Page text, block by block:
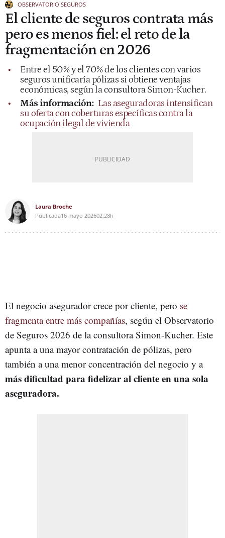
OBSERVATORIO SEGUROS
El cliente de seguros contrata más
pero es menos fiel: el reto de la
fragmentación en 2026
Entre el 50% y el 70% de los clientes con varios
seguros unificaría pólizas si obtiene ventajas
económicas, según la consultora Simon-Kucher.
Más información: Las aseguradoras intensifican
su oferta con coberturas específicas contra la
ocupación ilegal de vivienda
Laura Broche
Publicada16 mayo 202602:28h
El negocio asegurador crece por cliente, pero se
fragmenta entre más compañías, según el Observatorio
de Seguros 2026 de la consultora Simon-Kucher. Este
apunta a una mayor contratación de pólizas, pero
también a una menor concentración del negocio y a
más dificultad para fidelizar al cliente en una sola
aseguradora.